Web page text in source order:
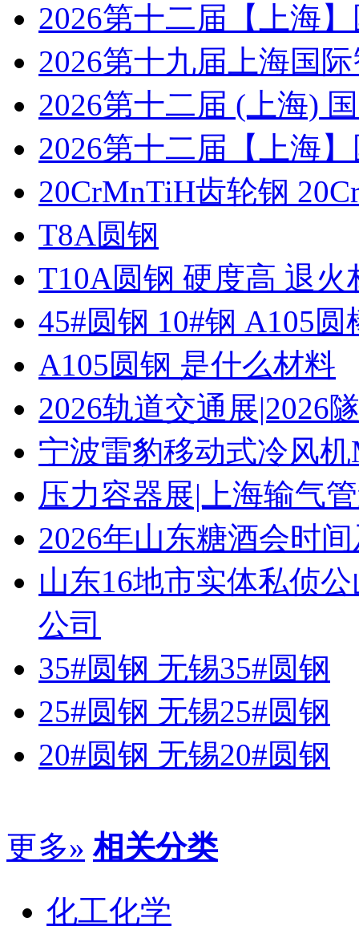
2026第十二届【上海
2026第十九届上海国
2026第十二届 (上海)
2026第十二届【上海
20CrMnTiH齿轮钢
T8A圆钢
T10A圆钢 硬度高 退火
45#圆钢 10#钢 A105圆
A105圆钢 是什么材料
2026轨道交通展|2026
宁波雷豹移动式冷风
压力容器展|上海输气
2026年山东糖酒会时
山东16地市实体私侦
公司
35#圆钢 无锡35#圆钢
25#圆钢 无锡25#圆钢
20#圆钢 无锡20#圆钢
更多» 相关分类
化工化学